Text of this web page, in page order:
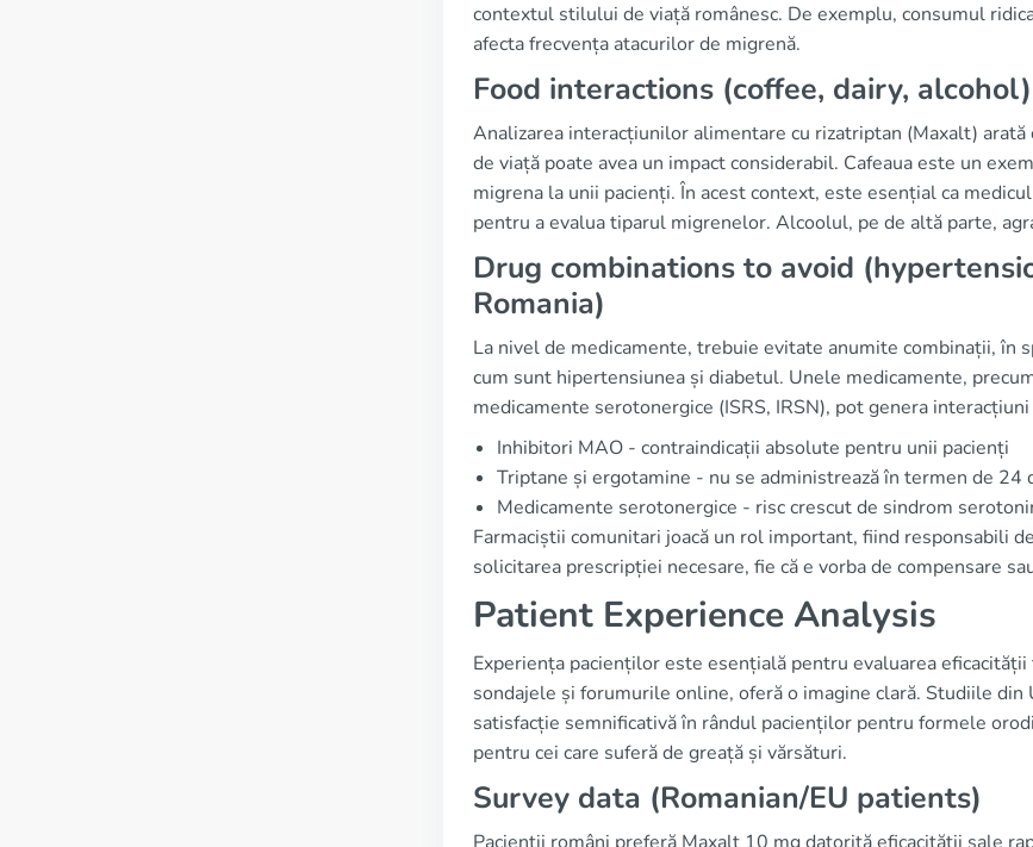
contextul stilului de viață românesc. De exemplu, consumul
afecta frecvența atacurilor de migrenă.
Food interactions (coffee, dairy, alcohol)
Analizarea interacțiunilor alimentare cu rizatriptan (Maxalt)
de viață poate avea un impact considerabil. Cafeaua este un
migrena la unii pacienți. În acest context, este esențial ca
pentru a evalua tiparul migrenelor. Alcoolul, pe de altă parte,
Drug combinations to avoid
Romania)
La nivel de medicamente, trebuie evitate anumite combinații, în
cum sunt hipertensiunea și diabetul. Unele medicamente,
medicamente serotonergice (ISRS, IRSN), pot genera
Inhibitori MAO - contraindicații absolute pentru unii pacienți
Triptane și ergotamine - nu se administrează în termen de 24
Medicamente serotonergice - risc crescut de sindrom
Farmaciștii comunitari joacă un rol important, fiind responsabili
solicitarea prescripției necesare, fie că e vorba de compensare
Patient Experience Analysis
Experiența pacienților este esențială pentru evaluarea
sondajele și forumurile online, oferă o imagine clară. Studiile
satisfacție semnificativă în rândul pacienților pentru formele
pentru cei care suferă de greață și vărsături.
Survey data (Romanian/EU patients)